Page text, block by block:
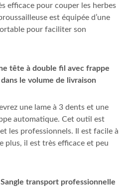
efficace pour couper les herbes
est équipée d’une
pour faciliter son
tête à double fil avec frappe
le volume de livraison
une lame à 3 dents et une
automatique. Cet outil est
les professionnels. Il est facile à
plus, il est très efficace et peu
transport professionnelle